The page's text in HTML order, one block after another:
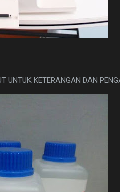
UNTUK KETERANGAN DAN